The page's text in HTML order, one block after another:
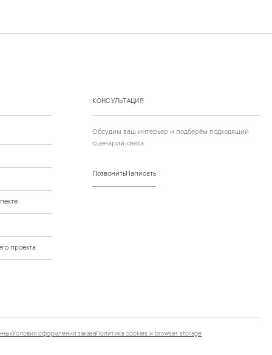
КОНСУЛЬТАЦИЯ
Обсудим ваш интерьер и подберём подходящий
сценарий света.
ПозвонитьНаписать
проекта
Условия оформления заказаПолитика cookies и browser storage